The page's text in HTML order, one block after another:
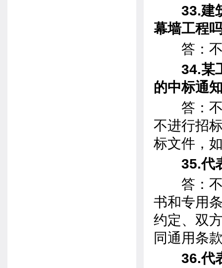
33.建筑
幕墙工程
答：不
34.某工
的中标通
答：不
不进行招
标文件，
35.代表
答：不
书和专用
约定、双
同通用条
36.代表